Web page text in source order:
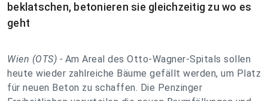
beklatschen, betonieren sie gleichzeitig zu wo es
geht
Wien (OTS) - Am Areal des Otto-Wagner-Spitals sollen
heute wieder zahlreiche Bäume gefällt werden, um Platz
für neuen Beton zu schaffen. Die Penzinger